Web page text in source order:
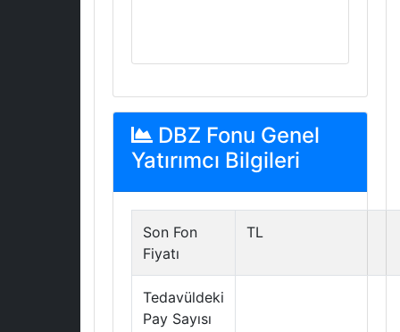
DBZ Fonu Genel
Yatırımcı Bilgileri
Son Fon
Fiyatı
TL
Tedavüldeki
Pay Sayısı